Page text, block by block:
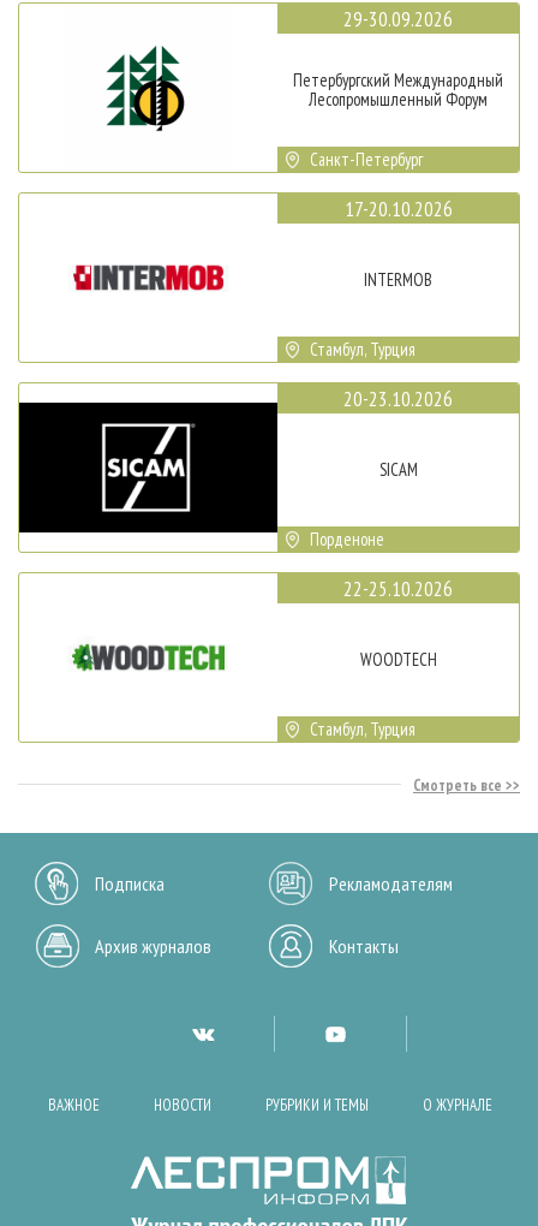
29-30.09.2026
Петербургский Международный
Лесопромышленный Форум
Санкт-Петербург
17-20.10.2026
INTERMOB
Стамбул, Турция
20-23.10.2026
SICAM
Порденоне
22-25.10.2026
WOODTECH
Стамбул, Турция
Смотреть все
Подписка Рекламодателям
Архив журналов Контакты
ВАЖНОЕ НОВОСТИ РУБРИКИ И ТЕМЫ О ЖУРНАЛЕ